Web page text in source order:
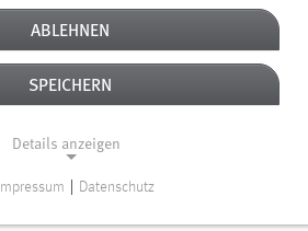
ABLEHNEN
SPEICHERN
Details anzeigen
Impressum Datenschutz